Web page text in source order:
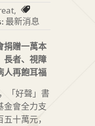
最新消息
捐贈一萬本
長者、視障
人再飽耳福
「好聲」書
金會全力支
十萬元，